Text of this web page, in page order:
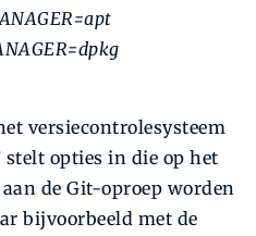
versiecontrolesysteem
stelt opties in die op het
de Git-oproep worden
bijvoorbeeld met de